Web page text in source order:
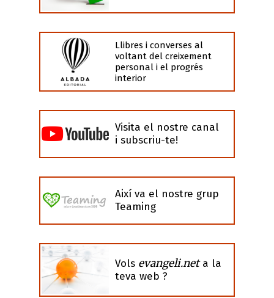
Llibres i converses al
voltant del creixement
personal i el progrés
interior
Visita el nostre canal
i subscriu-te!
Així va el nostre grup
Teaming
Vols evangeli.neta la
teva web ?